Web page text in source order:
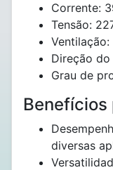
Corrente:
Tensão:
Direção do
Grau de
Benefícios
diversas